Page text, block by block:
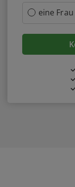
eine Frau